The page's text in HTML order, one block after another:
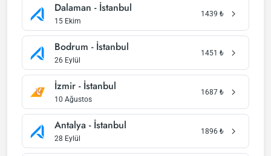
Dalaman - İstanbul
15 Ekim
1439 ₺
Bodrum - İstanbul
26 Eylül
1451 ₺
İzmir - İstanbul
10 Ağustos
1687 ₺
Antalya - İstanbul
28 Eylül
1896 ₺